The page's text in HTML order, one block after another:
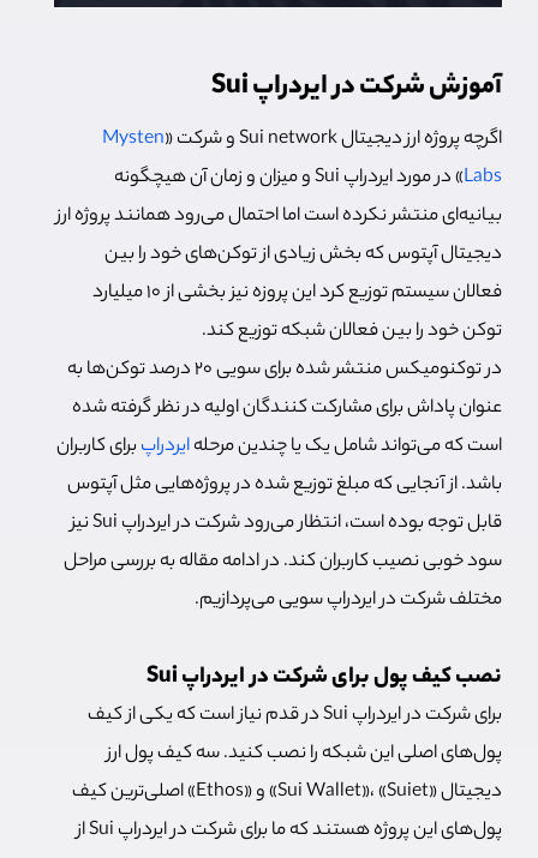
آموزش شرکت در ایردراپ Sui
اگرچه پروژه ارز دیجیتال Sui network و شرکت «
Mysten
Labs
» در مورد ایردراپ Sui و میزان و زمان آن هیچگونه
بیانیه‌ای منتشر نکرده است اما احتمال می‌رود همانند پروژه ارز
دیجیتال آپتوس که بخش زیادی از توکن‌های خود را بین
فعالان سیستم توزیع کرد این پروزه نیز بخشی از 10 میلیارد
توکن خود را بین فعالان شبکه توزیع کند.
در توکنومیکس منتشر شده برای سویی 20 درصد توکن‌ها به
عنوان پاداش برای مشارکت کنندگان اولیه در نظر گرفته شده
است که می‌تواند شامل یک یا چندین مرحلهایردراپ برای کاربران
باشد. از آنجایی که مبلغ توزیع شده در پروژه‌هایی مثل آپتوس
قابل توجه بوده است، انتظار می‌رود شرکت در ایردراپ Sui نیز
سود خوبی نصیب کاربران کند. در ادامه مقاله به بررسی مراحل
مختلف شرکت در ایردراپ سویی می‌پردازیم.
نصب کیف پول برای شرکت در ایردراپ Sui
برای شرکت در ایردراپ Sui در قدم نیاز است که یکی از کیف
پول‌های اصلی این شبکه را نصب کنید. سه کیف پول ارز
دیجیتال «Sui Wallet»، «Suiet» و «Ethos» اصلی‌ترین کیف
پول‌های این پروژه هستند که ما برای شرکت در ایردراپ Sui از